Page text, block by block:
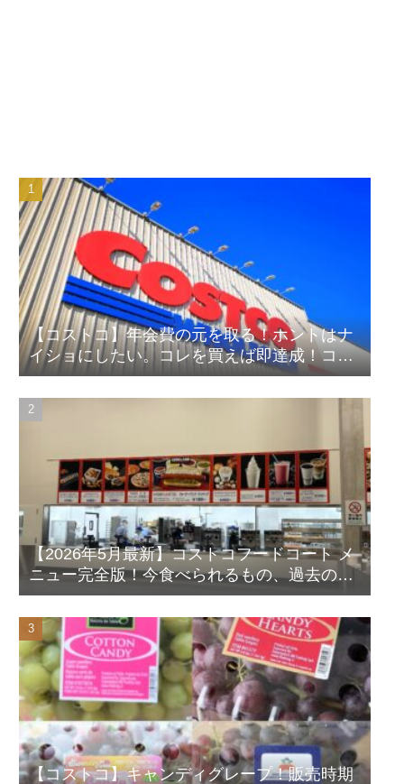
【コストコ】年会費の元を取る！ホントはナ
イショにしたい。コレを買えば即達成！コス
パ良しランキング！
【2026年5月最新】コストコフードコート メ
ニュー完全版！今食べられるもの、過去の人
気メニューも写真付きで徹底解説！
【コストコ】キャンディグレープ！販売時期